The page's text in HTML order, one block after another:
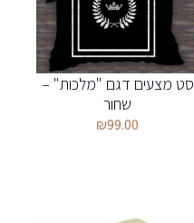
סט מצעים דגם "מלכות" –
שחור
₪99.00